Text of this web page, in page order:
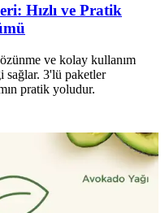
Hızlı ve Pratik
ve kolay kullanım
sağlar. 3'lü paketler
pratik yoludur.